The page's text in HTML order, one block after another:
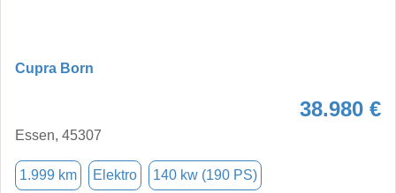
Cupra Born
38.980 €
Essen, 45307
1.999 km Elektro 140 kw (190 PS)